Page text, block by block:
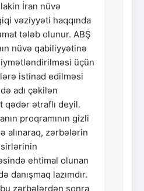
lakin İran nüvə
vəziyyəti haqqında
tələb olunur. ABŞ
nüvə qabiliyyətinə
üçün
istinad edilməsi
adı çəkilən
qədər ətraflı deyil.
proqramının gizli
alınaraq, zərbələrin
ehtimal olunan
danışmaq lazımdır.
zərbələrdən sonra